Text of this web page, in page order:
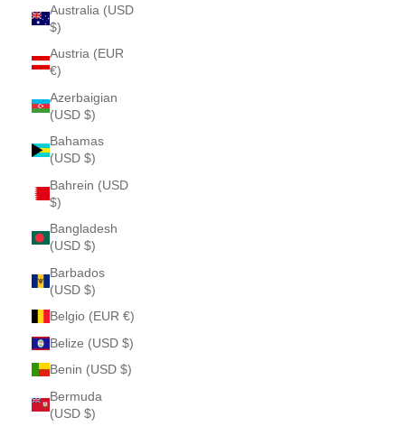
Australia (USD
$)
Austria (EUR
€)
Azerbaigian
(USD $)
Bahamas
(USD $)
Bahrein (USD
$)
Bangladesh
(USD $)
Barbados
(USD $)
Belgio (EUR €)
Belize (USD $)
Benin (USD $)
Bermuda
(USD $)